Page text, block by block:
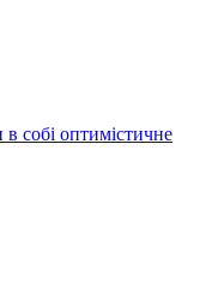
собі оптимістичне